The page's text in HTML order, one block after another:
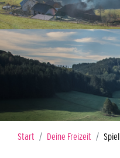
Start Deine Freizeit